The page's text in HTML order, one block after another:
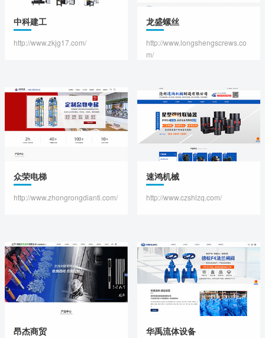
中科建工
http://www.zkjg17.com/
龙盛螺丝
http://www.longshengscrews.co
m/
众荣电梯
http://www.zhongrongdianti.com/
速鸿机械
http://www.czshlzq.com/
昂杰商贸 华禹流体设备